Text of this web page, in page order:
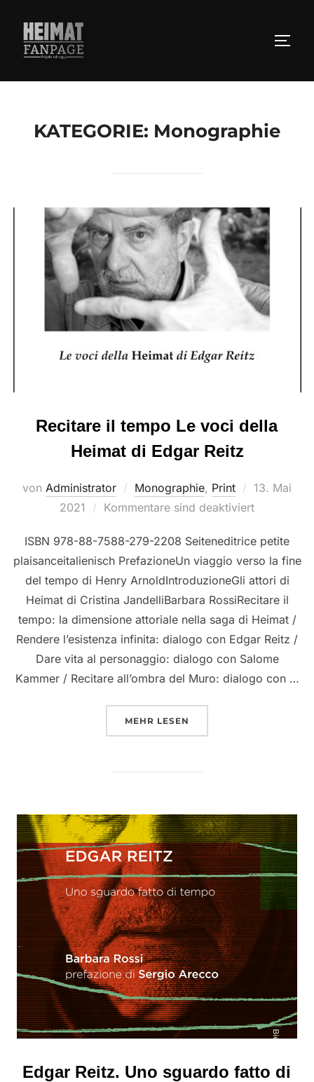
Inhalt
springen
KATEGORIE: Monographie
Recitare il tempo Le voci della
Heimat di Edgar Reitz
von Administrator Monographie, Print
am
13. Mai
2021
Kommentare sind deaktiviert
ISBN 978-88-7588-279-2208 Seiteneditrice petite
plaisanceitalienisch PrefazioneUn viaggio verso la fine
del tempo di Henry ArnoldIntroduzioneGli attori di
Heimat di Cristina JandelliBarbara RossiRecitare il
tempo: la dimensione attoriale nella saga di Heimat /
Rendere l’esistenza infinita: dialogo con Edgar Reitz /
Dare vita al personaggio: dialogo con Salome
Kammer / Recitare all’ombra del Muro: dialogo con …
MEHR ÜBER “RECITARE IL TEMPO LE
LESEN
Edgar Reitz. Uno sguardo fatto di